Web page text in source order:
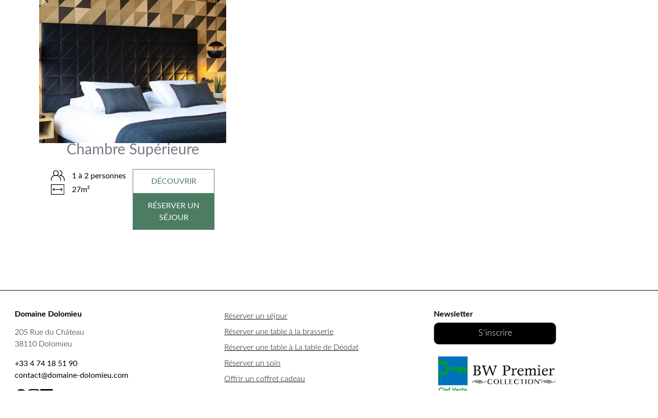
Chambre Supérieure
1 à 2 personnes
27m²
DÉCOUVRIR
RÉSERVER UN
SÉJOUR
Domaine Dolomieu
205 Rue du Château
38110 Dolomieu
+33 4 74 18 51 90
contact@domaine-dolomieu.com
Réserver un séjour
Réserver une table à la brasserie
Réserver une table à La table de Déodat
Réserver un soin
Offrir un coffret cadeau
Newsletter
S'inscrire